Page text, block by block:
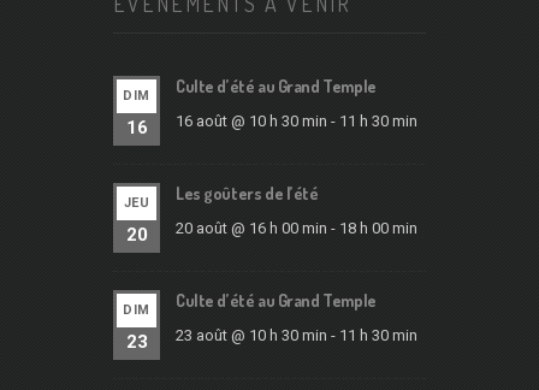
DIM
16
Culte d’été au Grand Temple
16 août @ 10 h 30 min - 11 h 30 min
JEU
20
Les goûters de l’été
20 août @ 16 h 00 min - 18 h 00 min
DIM
23
Culte d’été au Grand Temple
23 août @ 10 h 30 min - 11 h 30 min